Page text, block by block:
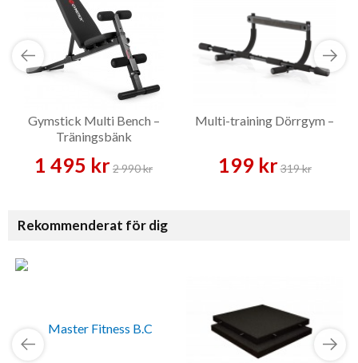
Gymstick Multi Bench –
Träningsbänk
1 495 kr2 990 kr
Multi-training Dörrgym –
199 kr319 kr
Rekommenderat för dig